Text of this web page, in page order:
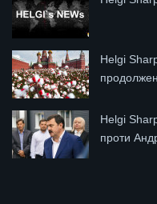
Helgi
Helgi
проти